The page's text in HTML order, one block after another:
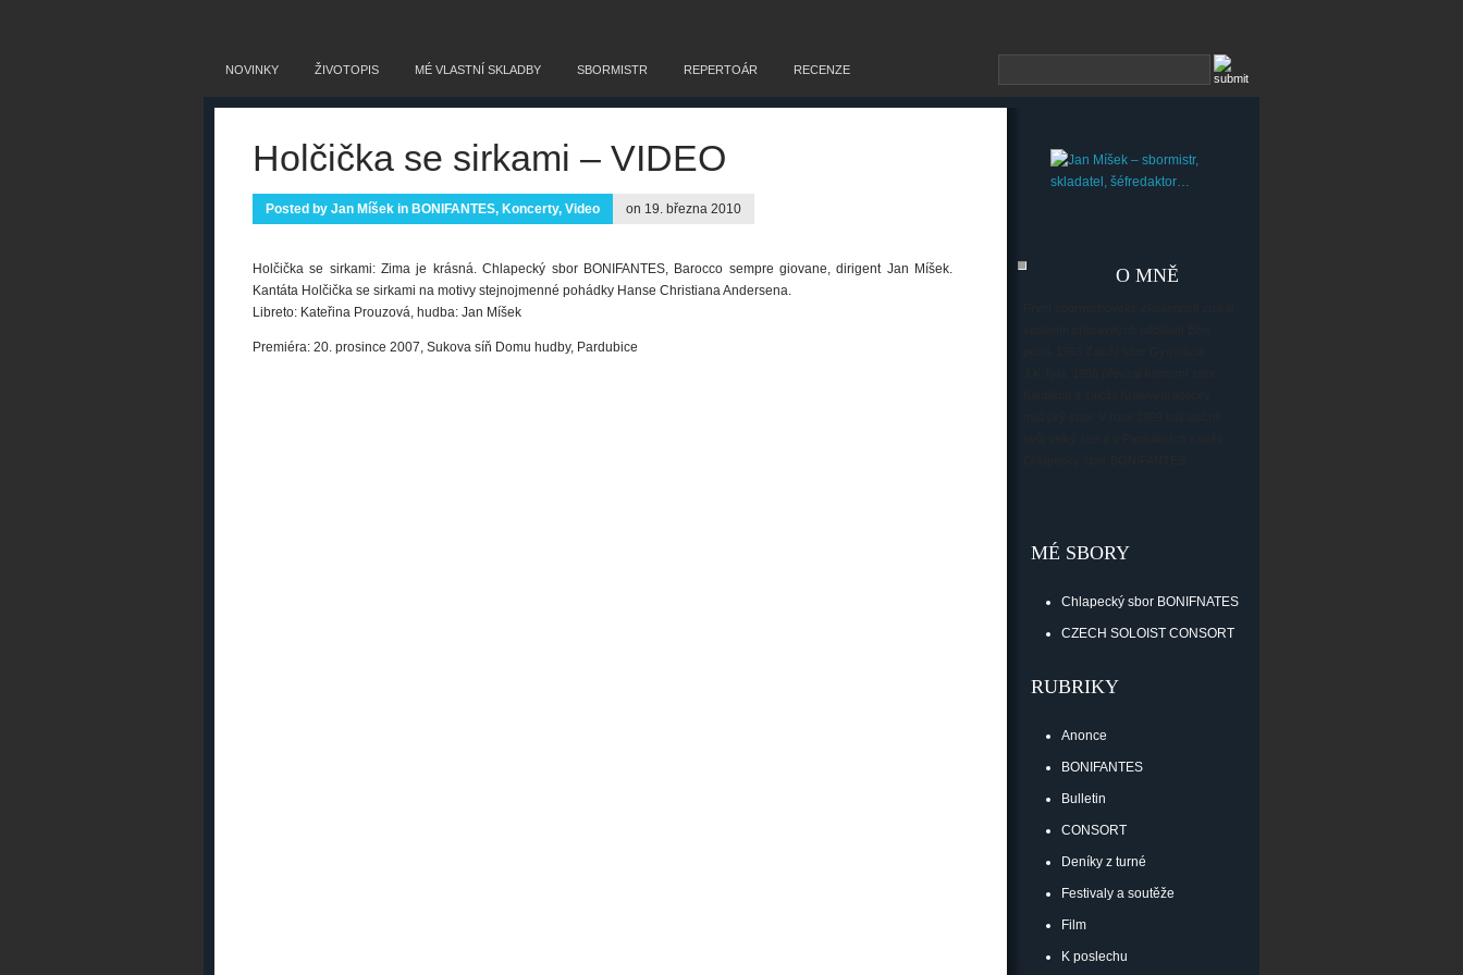
NOVINKY ŽIVOTOPIS MÉ VLASTNÍ SKLADBY SBORMISTR REPERTOÁR RECENZE
Holčička se sirkami – VIDEO
Posted by Jan Míšek in BONIFANTES, Koncerty, Video on 19. března 2010
Holčička se sirkami: Zima je krásná. Chlapecký sbor BONIFANTES, Barocco sempre giovane, dirigent Jan Míšek.
Kantáta Holčička se sirkami na motivy stejnojmenné pohádky Hanse Christiana Andersena.
Libreto: Kateřina Prouzová, hudba: Jan Míšek
Premiéra: 20. prosince 2007, Sukova síň Domu hudby, Pardubice
O MNĚ
MÉ SBORY
Chlapecký sbor BONIFNATES
CZECH SOLOIST CONSORT
RUBRIKY
Anonce
BONIFANTES
Bulletin
CONSORT
Deníky z turné
Festivaly a soutěže
Film
K poslechu